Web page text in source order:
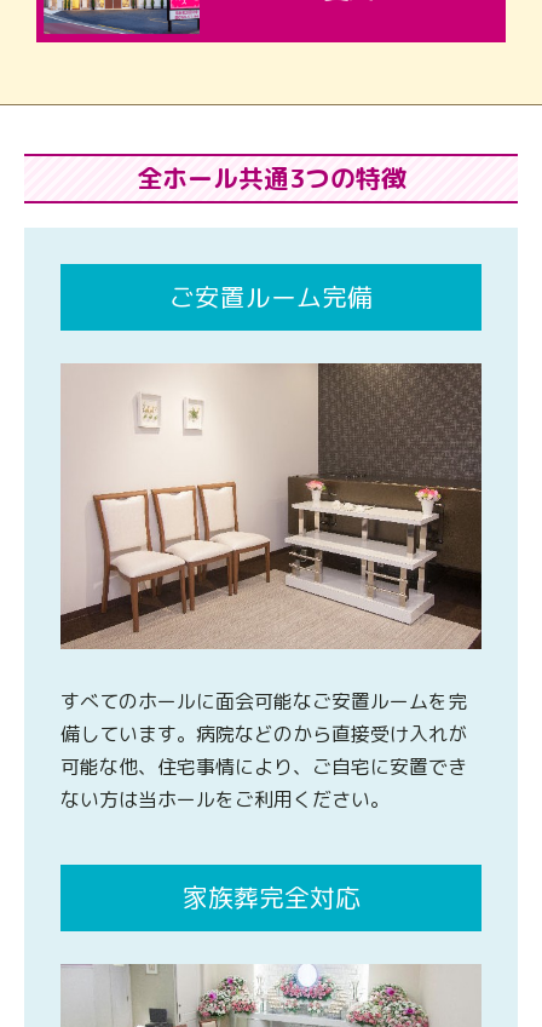
全ホール共通3つの特徴
ご安置ルーム完備
すべてのホールに面会可能なご安置ルームを完
備しています。病院などのから直接受け入れが
可能な他、住宅事情により、ご自宅に安置でき
ない方は当ホールをご利用ください。
家族葬完全対応